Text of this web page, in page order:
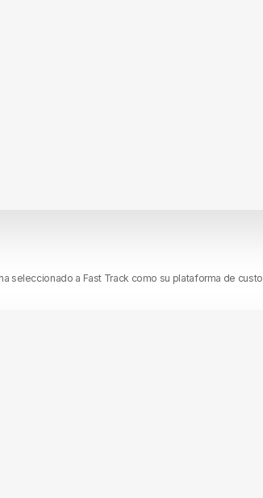
seleccionado a Fast Track como su plataforma de